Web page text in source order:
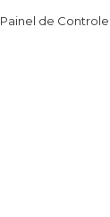
Painel de Controle